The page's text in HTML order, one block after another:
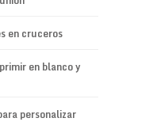
en cruceros
en blanco y
personalizar